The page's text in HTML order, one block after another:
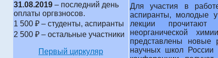
31.08.2019 – последний день
оплаты оргвзносов.
1 500 ₽ – студенты, аспиранты
2 500 ₽ – остальные участники
Первый циркуляр
Для участия в
аспиранты, молодые
лекции
неорганической
представлены новые
научных школ России